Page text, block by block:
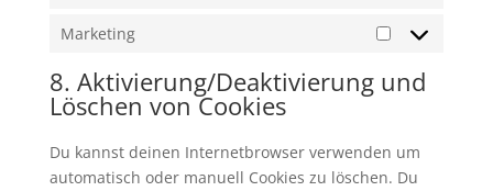
Marketing
Marketing
8. Aktivierung/Deaktivierung und
Löschen von Cookies
Du kannst deinen Internetbrowser verwenden um
automatisch oder manuell Cookies zu löschen. Du